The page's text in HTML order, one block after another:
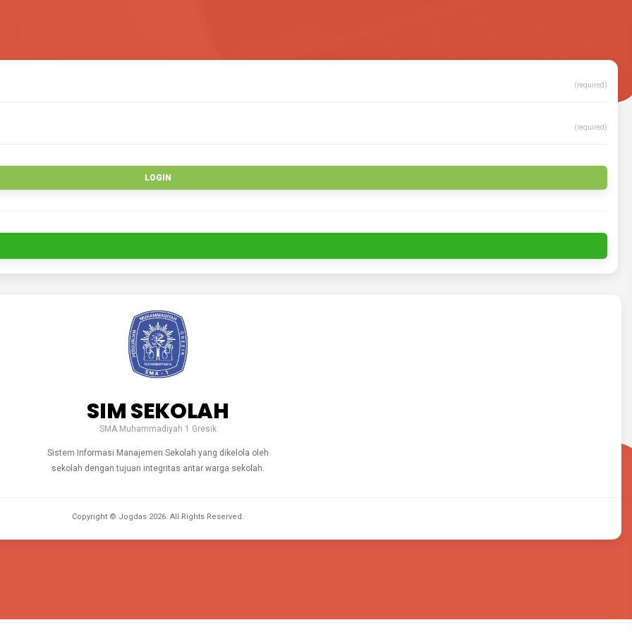
(required)
(required)
SIM SEKOLAH
SMA Muhammadiyah 1 Gresik
Sistem Informasi Manajemen Sekolah yang dikelola oleh
sekolah dengan tujuan integritas antar warga sekolah.
Copyright © Jogdas 2026. All Rights Reserved.